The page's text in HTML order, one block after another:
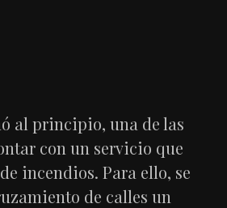
al principio, una de las
con un servicio que
incendios. Para ello, se
de calles un